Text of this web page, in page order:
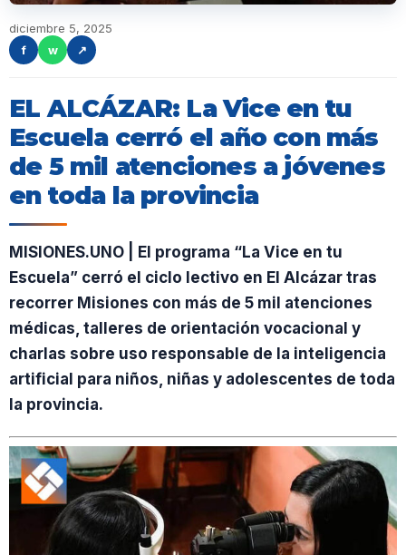
diciembre 5, 2025
f
w ↗
EL ALCÁZAR: La Vice en tu
Escuela cerró el año con más
de 5 mil atenciones a jóvenes
en toda la provincia
MISIONES.UNO | El programa “La Vice en tu
Escuela” cerró el ciclo lectivo en El Alcázar tras
recorrer Misiones con más de 5 mil atenciones
médicas, talleres de orientación vocacional y
charlas sobre uso responsable de la inteligencia
artificial para niños, niñas y adolescentes de toda
la provincia.